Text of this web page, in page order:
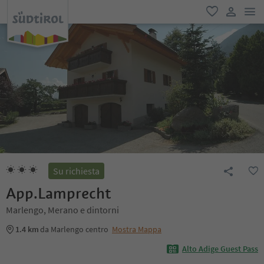
favoriti
user link
Su richiesta
App.Lamprecht
Marlengo, Merano e dintorni
1.4 km da Marlengo centro Mostra Mappa
Alto Adige Guest Pass